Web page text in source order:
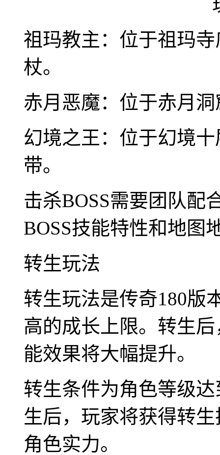
祖玛教主：位于祖玛
杖。
赤月恶魔：位于赤月
幻境之王：位于幻境
带。
击杀BOSS需要团队配
BOSS技能特性和地图
转生玩法
转生玩法是传奇180版
高的成长上限。转生
能效果将大幅提升。
转生条件为角色等级
生后，玩家将获得转
角色实力。